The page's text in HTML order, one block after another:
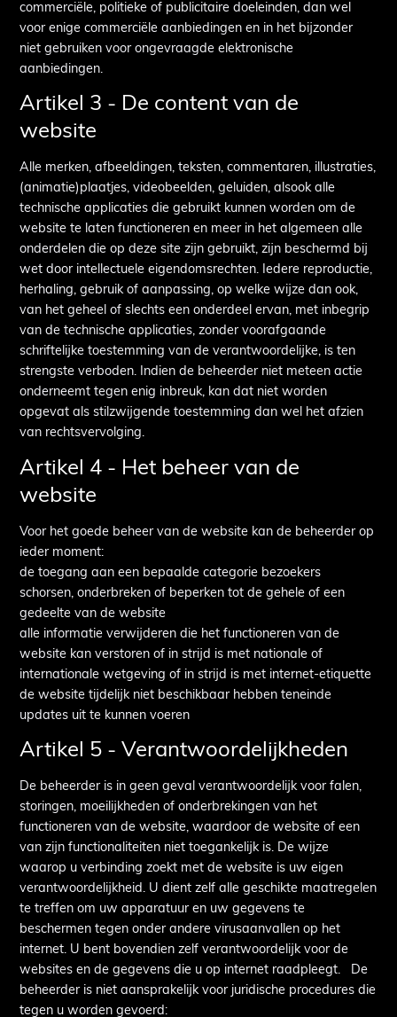
commerciële, politieke of publicitaire doeleinden, dan wel
voor enige commerciële aanbiedingen en in het bijzonder
niet gebruiken voor ongevraagde elektronische
aanbiedingen.
Artikel 3 - De content van de
website
Alle merken, afbeeldingen, teksten, commentaren, illustraties,
(animatie)plaatjes, videobeelden, geluiden, alsook alle
technische applicaties die gebruikt kunnen worden om de
website te laten functioneren en meer in het algemeen alle
onderdelen die op deze site zijn gebruikt, zijn beschermd bij
wet door intellectuele eigendomsrechten. Iedere reproductie,
herhaling, gebruik of aanpassing, op welke wijze dan ook,
van het geheel of slechts een onderdeel ervan, met inbegrip
van de technische applicaties, zonder voorafgaande
schriftelijke toestemming van de verantwoordelijke, is ten
strengste verboden. Indien de beheerder niet meteen actie
onderneemt tegen enig inbreuk, kan dat niet worden
opgevat als stilzwijgende toestemming dan wel het afzien
van rechtsvervolging.
Artikel 4 - Het beheer van de
website
Voor het goede beheer van de website kan de beheerder op
ieder moment:
de toegang aan een bepaalde categorie bezoekers
schorsen, onderbreken of beperken tot de gehele of een
gedeelte van de website
alle informatie verwijderen die het functioneren van de
website kan verstoren of in strijd is met nationale of
internationale wetgeving of in strijd is met internet-etiquette
de website tijdelijk niet beschikbaar hebben teneinde
updates uit te kunnen voeren
Artikel 5 - Verantwoordelijkheden
De beheerder is in geen geval verantwoordelijk voor falen,
storingen, moeilijkheden of onderbrekingen van het
functioneren van de website, waardoor de website of een
van zijn functionaliteiten niet toegankelijk is. De wijze
waarop u verbinding zoekt met de website is uw eigen
verantwoordelijkheid. U dient zelf alle geschikte maatregelen
te treffen om uw apparatuur en uw gegevens te
beschermen tegen onder andere virusaanvallen op het
internet. U bent bovendien zelf verantwoordelijk voor de
websites en de gegevens die u op internet raadpleegt. De
beheerder is niet aansprakelijk voor juridische procedures die
tegen u worden gevoerd: